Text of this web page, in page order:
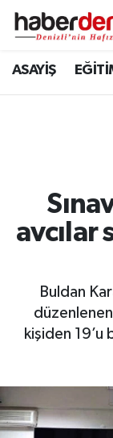
ASAYİŞ
avcılar
Buldan
düzenlenen
kişiden 19’u
Denizli
Tüm
Son
Haber